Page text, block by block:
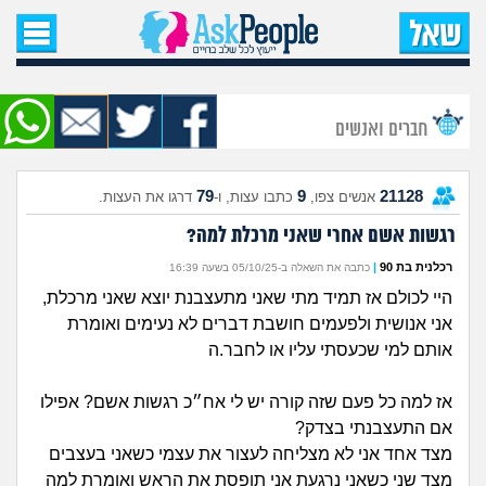
עמוד הבית
שאל שאלה
שאלות חדשות
שאלות שעוררו עניין
עצות חדשות
מה קורה כאן?
חברים ואנשים
21128 אנשים צפו, 9 כתבו עצות, ו-79 דרגו את העצות.
רגשות אשם אחרי שאני מרכלת למה?
רכלנית בת 90 | כתבה את השאלה ב-05/10/25 בשעה 16:39
היי לכולם אז תמיד מתי שאני מתעצבנת יוצא שאני מרכלת,
אני אנושית ולפעמים חושבת דברים לא נעימים ואומרת
אותם למי שכעסתי עליו או לחבר.ה
אז למה כל פעם שזה קורה יש לי אח״כ רגשות אשם? אפילו
אם התעצבנתי בצדק?
מצד אחד אני לא מצליחה לעצור את עצמי כשאני בעצבים
מצד שני כשאני נרגעת אני תופסת את הראש ואומרת למה